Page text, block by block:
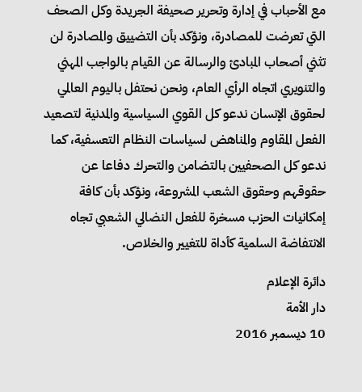
مع الأحباب في إدارة وتحرير صحيفة الجريدة وكل الصحف
التي تعرضت للمصادرة، ونؤكد بأن التضييق والمصادرة لن
تثني أصحاب المبادئ والرسالة عن القيام بالواجب المهني
والتنويري اتجاه الرأي العام، ونحن نحتفل باليوم العالمي
لحقوق الإنسان ندعو كل القوي السياسية والمدنية لتصعيد
الفعل المقاوم والمناهض لسياسات النظام التعسفية، كما
ندعو كل الصحفيين بالتضامن والتحرك دفاعا عن
حقوقهم وحقوق الشعب المشروعة، ونؤكد بأن كافة
إمكانيات الحزب مسخرة للفعل النضالي الشعبي تجاه
الانتفاضة السلمية كأداة للتغيير والخلاص.
دائرة الإعلام
دار الأمة
10 ديسمبر 2016